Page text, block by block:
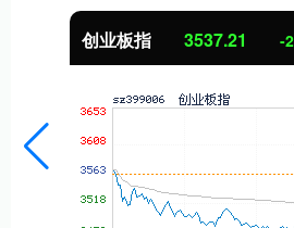
基金指数 7247.38